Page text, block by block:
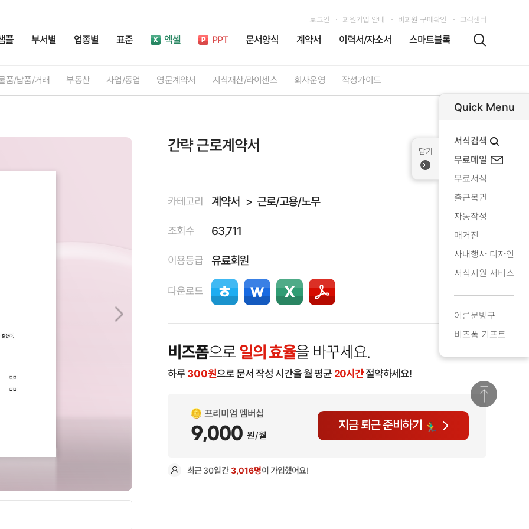
플 부서별 업종별 표준 엑셀 PPT 문서양식 계약서 이력서/자소서 스마트블록
로그인 회원가입 안내 비회원 구매확인 고객센터
품/납품/거래 부동산 사업/동업 영문계약서 지식재산/라이센스 회사운영 작성가이드
간략 근로계약서
카테고리 계약서 근로/고용/노무
조회수 63,711
이용등급 유료회원
다운로드
비즈폼으로일의 효율을 바꾸세요.
하루 300원으로 문서 작성 시간을 월 평균 20시간절약하세요!
프리미엄 멤버십
9,000 원/월
지금 퇴근 준비하기
최근30일간3,016명이 가입했어요!
Quick Menu
서식검색
무료메일
무료서식
출근복권
자동작성
매거진
사내행사 디자인
서식지원 서비스
어른문방구
비즈폼 기프트